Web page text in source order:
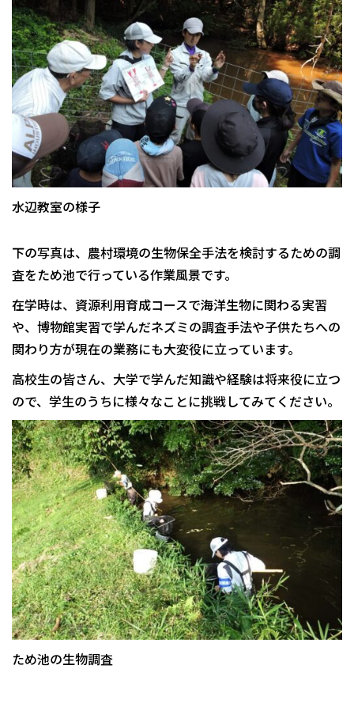
水辺教室の様子
下の写真は、農村環境の生物保全手法を検討するための調
査をため池で行っている作業風景です。
在学時は、資源利用育成コースで海洋生物に関わる実習
や、博物館実習で学んだネズミの調査手法や子供たちへの
関わり方が現在の業務にも大変役に立っています。
高校生の皆さん、大学で学んだ知識や経験は将来役に立つ
ので、学生のうちに様々なことに挑戦してみてください。
ため池の生物調査